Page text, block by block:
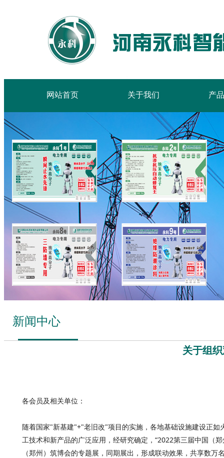
网站首页 关于我们 产
新闻中心
关于组
各会员及相关单位：
随着国家"新基建"+"老旧改"项目的实施，各地基础设施建设正
工技术和新产品的广泛应用，经研究确定，“2022第三届中国（
（郑州）筑博会的专题展，同期展出，形成联动效果，共享数